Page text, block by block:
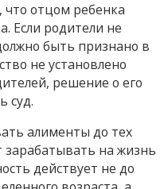
что отцом ребенка
Если родители не
быть признано в
не установлено
решение о его
суд.
алименты до тех
зарабатывать на жизнь
действует не до